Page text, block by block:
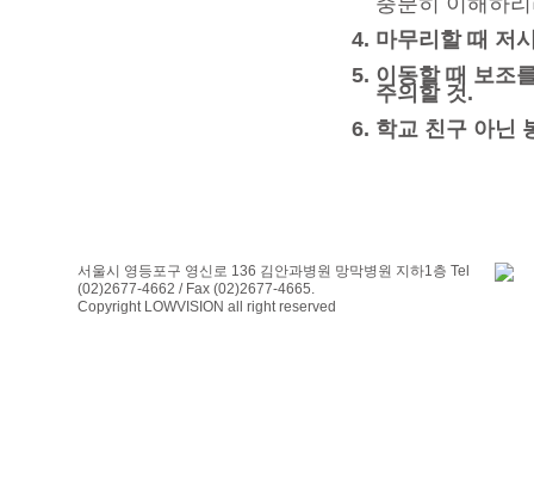
4. 마무리할 때 저
5. 이동할 때 보조
주의할 것.
6. 학교 친구 아닌
서울시 영등포구 영신로 136 김안과병원 망막병원 지하1층 Tel
(02)2677-4662 / Fax (02)2677-4665.
Copyright LOWVISION all right reserved